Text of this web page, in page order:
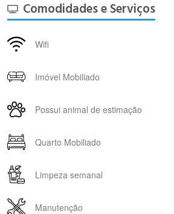
Comodidades e Serviços
Wifi
Imóvel Mobiliado
Possui animal de estimação
Quarto Mobiliado
Limpeza semanal
Manutenção